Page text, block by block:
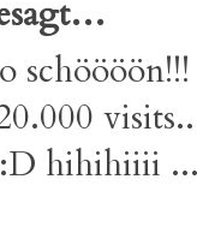
hihihiiii ...